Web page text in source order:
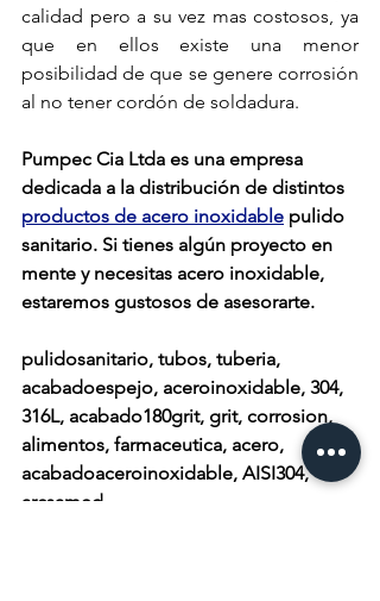
calidad pero a su vez mas costosos, ya
que en ellos existe una menor
posibilidad de que se genere corrosión
al no tener cordón de soldadura.
Pumpec Cia Ltda es una empresa
dedicada a la distribución de distintos
productos de acero inoxidable pulido
sanitario. Si tienes algún proyecto en
mente y necesitas acero inoxidable,
estaremos gustosos de asesorarte.
pulidosanitario, tubos, tuberia,
acabadoespejo, aceroinoxidable, 304,
316L, acabado180grit, grit, corrosion,
alimentos, farmaceutica, acero,
acabadoaceroinoxidable, AISI304,
arcsamed